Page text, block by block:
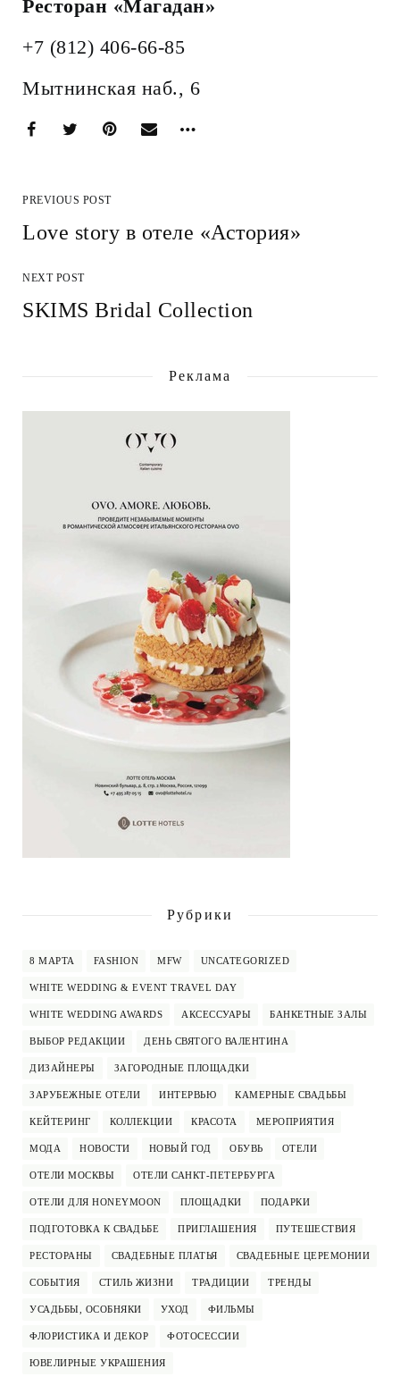
Ресторан «Магадан»
+7 (812) 406-66-85
Мытнинская наб., 6
PREVIOUS POST
Love story в отеле «Астория»
NEXT POST
SKIMS Bridal Collection
Реклама
Рубрики
8 МАРТА FASHION MFW UNCATEGORIZED
WHITE WEDDING & EVENT TRAVEL DAY
WHITE WEDDING AWARDS АКСЕССУАРЫ БАНКЕТНЫЕ ЗАЛЫ
ВЫБОР РЕДАКЦИИ ДЕНЬ СВЯТОГО ВАЛЕНТИНА
ДИЗАЙНЕРЫ ЗАГОРОДНЫЕ ПЛОЩАДКИ
ЗАРУБЕЖНЫЕ ОТЕЛИ ИНТЕРВЬЮ КАМЕРНЫЕ СВАДЬБЫ
КЕЙТЕРИНГ КОЛЛЕКЦИИ КРАСОТА МЕРОПРИЯТИЯ
МОДА НОВОСТИ НОВЫЙ ГОД ОБУВЬ ОТЕЛИ
ОТЕЛИ МОСКВЫ ОТЕЛИ САНКТ-ПЕТЕРБУРГА
ОТЕЛИ ДЛЯ HONEYMOON ПЛОЩАДКИ ПОДАРКИ
ПОДГОТОВКА К СВАДЬБЕ ПРИГЛАШЕНИЯ ПУТЕШЕСТВИЯ
РЕСТОРАНЫ СВАДЕБНЫЕ ПЛАТЬЯ СВАДЕБНЫЕ ЦЕРЕМОНИИ
СОБЫТИЯ СТИЛЬ ЖИЗНИ ТРАДИЦИИ ТРЕНДЫ
УСАДЬБЫ, ОСОБНЯКИ УХОД ФИЛЬМЫ
ФЛОРИСТИКА И ДЕКОР ФОТОСЕССИИ
ЮВЕЛИРНЫЕ УКРАШЕНИЯ